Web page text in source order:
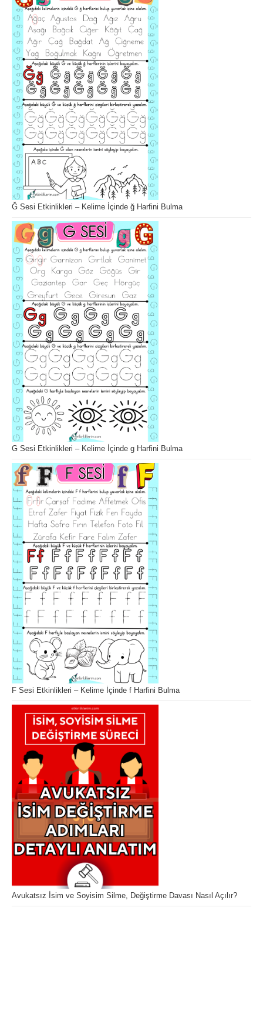
Ğ Sesi Etkinlikleri – Kelime İçinde ğ Harfini Bulma
G Sesi Etkinlikleri – Kelime İçinde g Harfini Bulma
F Sesi Etkinlikleri – Kelime İçinde f Harfini Bulma
Avukatsız İsim ve Soyisim Silme, Değiştirme Davası Nasıl Açılır?